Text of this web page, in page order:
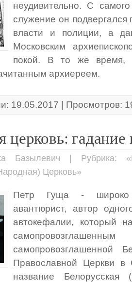
неудивительно. С
служение он
власти и полиции, а
Московским
покой. В то же время,
архиереем.
19.05.2017 | Просмотров:
церковь:
Базылевич | Рубрика:
Церковь»
Петр Гуща - широко
авантюрист, автор
автокефалии, который
самопровозглашенной
Православной Церкви в
название Белорусская